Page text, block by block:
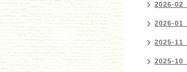
2026-02
2026-01
2025-11
2025-10